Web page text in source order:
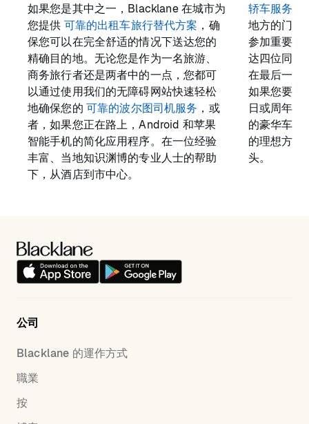
如果您是其中之一，Blacklane 在城市为
您提供 可靠的出租车旅行替代方案 ，确
保您可以在完全舒适的情况下送达您的
精确目的地。无论您是作为一名旅游、
商务旅行者还是两者中的一点，您都可
以通过使用我们的无障碍网站快速轻松
地确保您的 可靠的波尔图司机服务 ，或
者，如果您正在路上，Android 和苹果
智能手机的简化应用程序。在一位经验
丰富、当地知识渊博的专业人士的帮助
下，从酒店到市中心。
轿车服务
地方的门票
参加重要会
达四位同事
在最后一刻
如果您要在
日或周年
的豪华车型
的理想方式
头。
公司
Blacklane 的運作方式
職業
按